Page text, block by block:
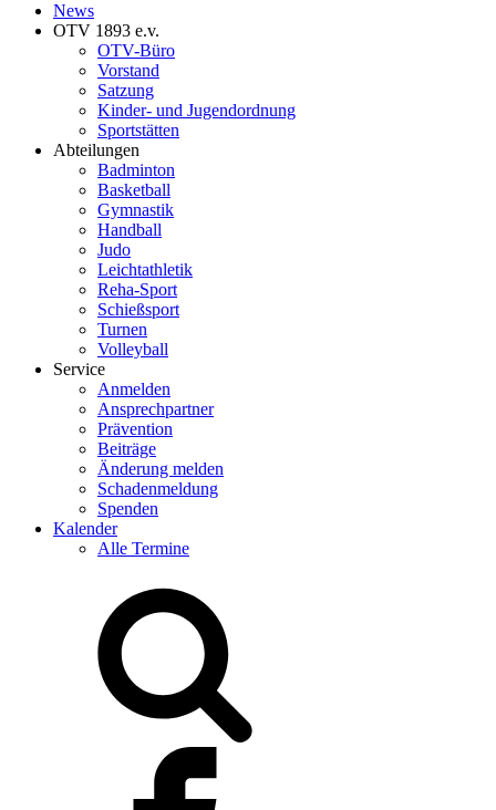
News
OTV 1893 e.v.
OTV-Büro
Vorstand
Satzung
Kinder- und Jugendordnung
Sportstätten
Abteilungen
Badminton
Basketball
Gymnastik
Handball
Judo
Leichtathletik
Reha-Sport
Schießsport
Turnen
Volleyball
Service
Anmelden
Ansprechpartner
Prävention
Beiträge
Änderung melden
Schadenmeldung
Spenden
Kalender
Alle Termine